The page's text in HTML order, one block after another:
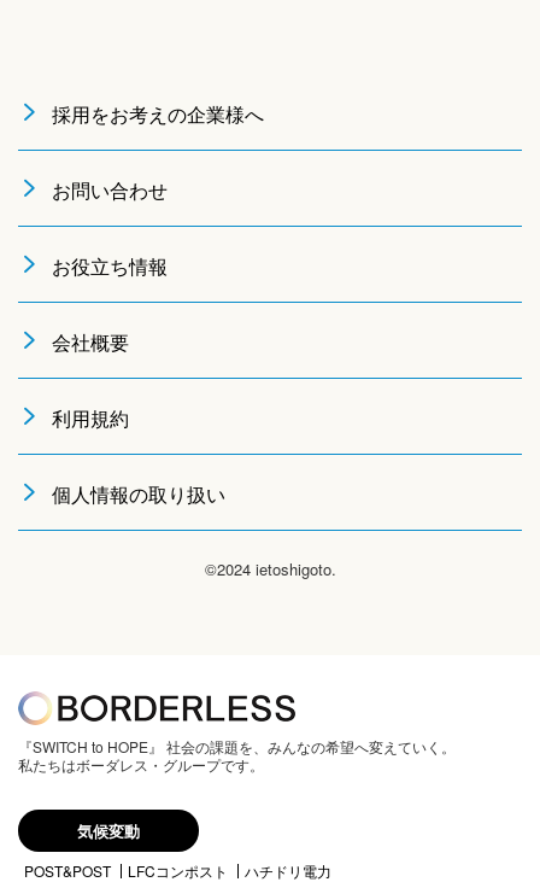
採用をお考えの企業様へ
お問い合わせ
お役立ち情報
会社概要
利用規約
個人情報の取り扱い
©2024 ietoshigoto.
『SWITCH to HOPE』 社会の課題を、みんなの希望へ変えていく。
私たちはボーダレス・グループです。
気候変動
POST&POST LFCコンポスト ハチドリ電力